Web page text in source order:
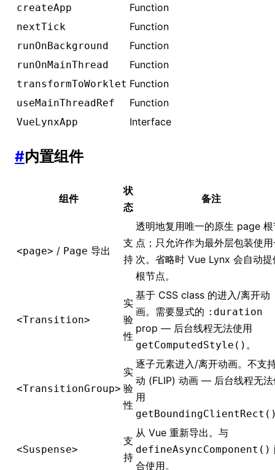
createApp Function
nextTick Function
runOnBackground Function
runOnMainThread Function
transformToWorklet Function
useMainThreadRef Function
VueLynxApp Interface
#内置组件
组件
状
态
备注
<page> / Page 导出
支
持
透明地复用唯一的原生 page
点；只允许作为最外层包装使
次。省略时 Vue Lynx 会自动提
根节点。
<Transition>
实
验
性
基于 CSS class 的进入/离开动
画。需要显式的 :duration
prop — 后台线程无法使用
getComputedStyle() 。
<TransitionGroup>
实
验
性
逐子元素进入/离开动画。不支
动 (FLIP) 动画 — 后台线程无法
用
<Suspense>
支
持
从 Vue 重新导出。与
defineAsyncComponent()
合使用。